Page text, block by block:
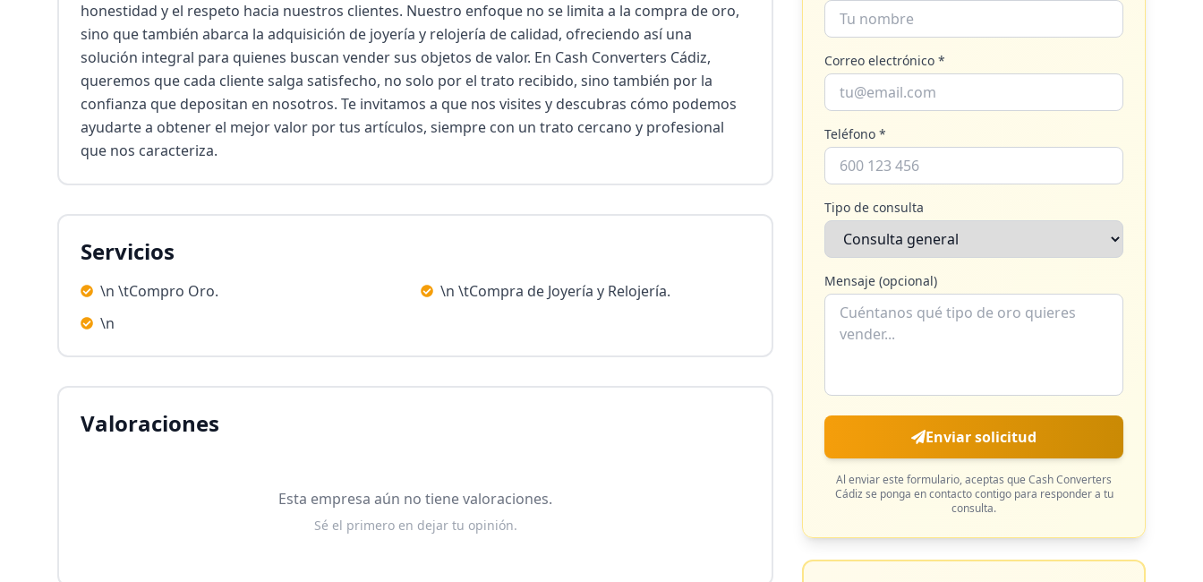
honestidad y el respeto hacia nuestros clientes. Nuestro enfoque no se limita a la compra de oro,
sino que también abarca la adquisición de joyería y relojería de calidad, ofreciendo así una
solución integral para quienes buscan vender sus objetos de valor. En Cash Converters Cádiz,
queremos que cada cliente salga satisfecho, no solo por el trato recibido, sino también por la
confianza que depositan en nosotros. Te invitamos a que nos visites y descubras cómo podemos
ayudarte a obtener el mejor valor por tus artículos, siempre con un trato cercano y profesional
que nos caracteriza.
Servicios
\n \tCompro Oro.
\n \tCompra de Joyería y Relojería.
\n
Valoraciones
Esta empresa aún no tiene valoraciones.
Sé el primero en dejar tu opinión.
Correo electrónico *
Teléfono *
Tipo de consulta
Mensaje (opcional)
Enviar solicitud
Al enviar este formulario, aceptas que Cash Converters
Cádizse ponga en contacto contigo para responder a tu
consulta.